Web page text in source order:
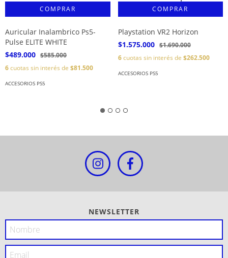
Auricular Inalambrico Ps5-
Pulse ELITE WHITE
$489.000 $585.000
6cuotas sin interés de $81.500
ACCESORIOS PS5
Playstation VR2 Horizon
$1.575.000 $1.690.000
6cuotas sin interés de $262.500
ACCESORIOS PS5
NEWSLETTER